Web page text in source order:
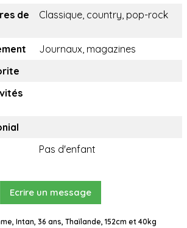
de
Classique, country, pop-rock
Journaux, magazines
Pas d'enfant
Ecrire un message
Intan, 36 ans, Thaïlande, 152cm et 40kg